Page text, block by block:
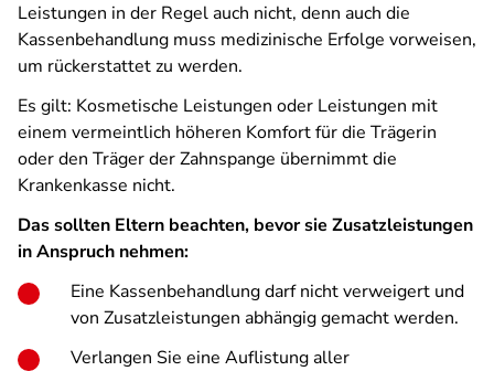
Leistungen in der Regel auch nicht, denn auch die
Kassenbehandlung muss medizinische Erfolge vorweisen,
um rückerstattet zu werden.
Es gilt: Kosmetische Leistungen oder Leistungen mit
einem vermeintlich höheren Komfort für die Trägerin
oder den Träger der Zahnspange übernimmt die
Krankenkasse nicht.
Das sollten Eltern beachten, bevor sie Zusatzleistungen
in Anspruch nehmen:
Eine Kassenbehandlung darf nicht verweigert und
von Zusatzleistungen abhängig gemacht werden.
Verlangen Sie eine Auflistung aller